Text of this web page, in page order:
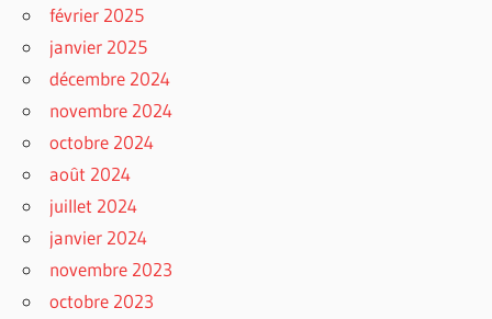
février 2025
janvier 2025
décembre 2024
novembre 2024
octobre 2024
août 2024
juillet 2024
janvier 2024
novembre 2023
octobre 2023